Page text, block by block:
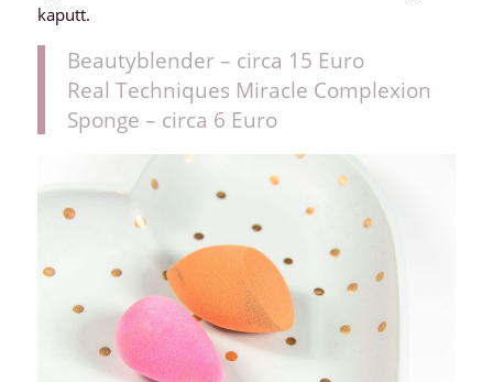
kaputt.
Beautyblender – circa 15 Euro
Real Techniques Miracle Complexion
Sponge – circa 6 Euro